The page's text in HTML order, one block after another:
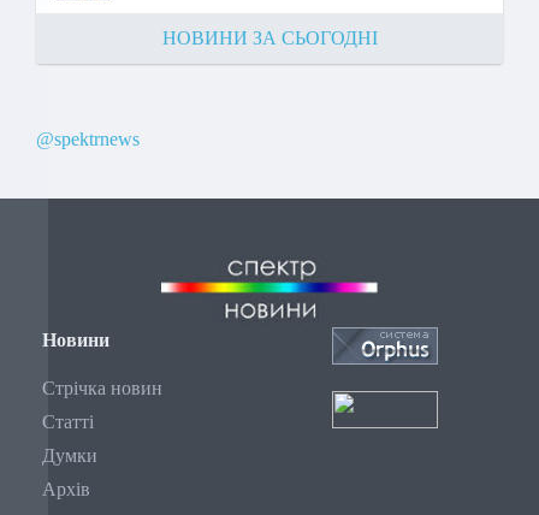
НОВИНИ ЗА СЬОГОДНІ
@spektrnews
Новини
Стрічка новин
Статті
Думки
Архів